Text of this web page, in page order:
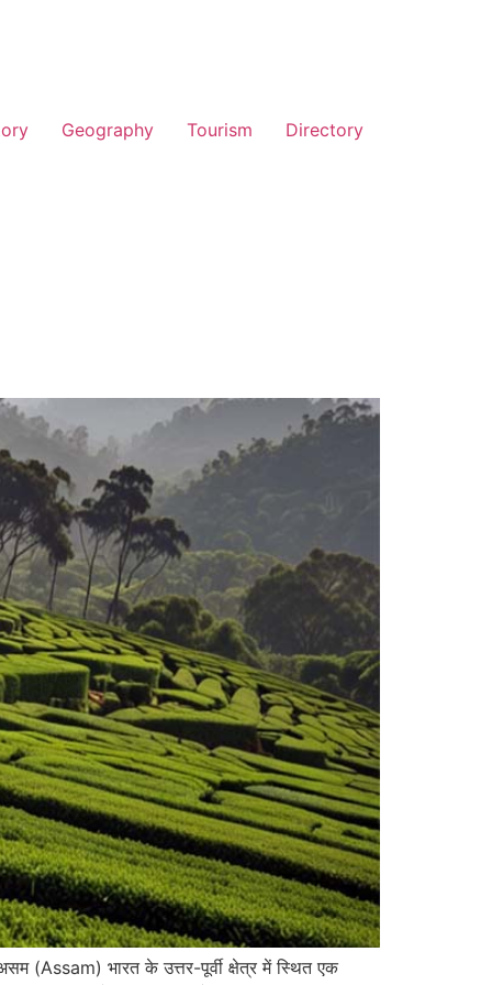
Geography Tourism Directory
भारत के उत्तर-पूर्वी क्षेत्र में स्थित एक